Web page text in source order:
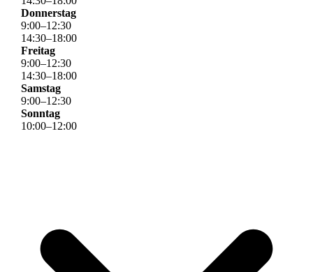
Donnerstag
9:00–12:30
14:30–18:00
Freitag
9:00–12:30
14:30–18:00
Samstag
9:00–12:30
Sonntag
10:00–12:00